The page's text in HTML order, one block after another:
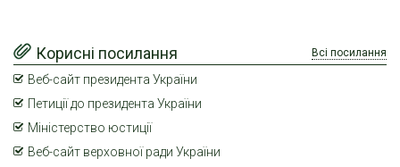
Корисні посилання Всі посилання
Веб-сайт президента України
Петиції до президента України
Міністерство юстиції
Веб-сайт верховної ради України